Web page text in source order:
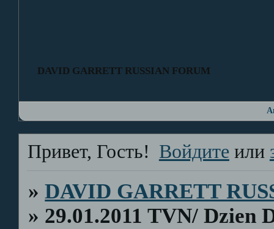
DAVID GARRETT RUSSIAN FORUM
Привет, Гость! Войдите или
»DAVID GARRETT
» 29.01.2011 TVN/